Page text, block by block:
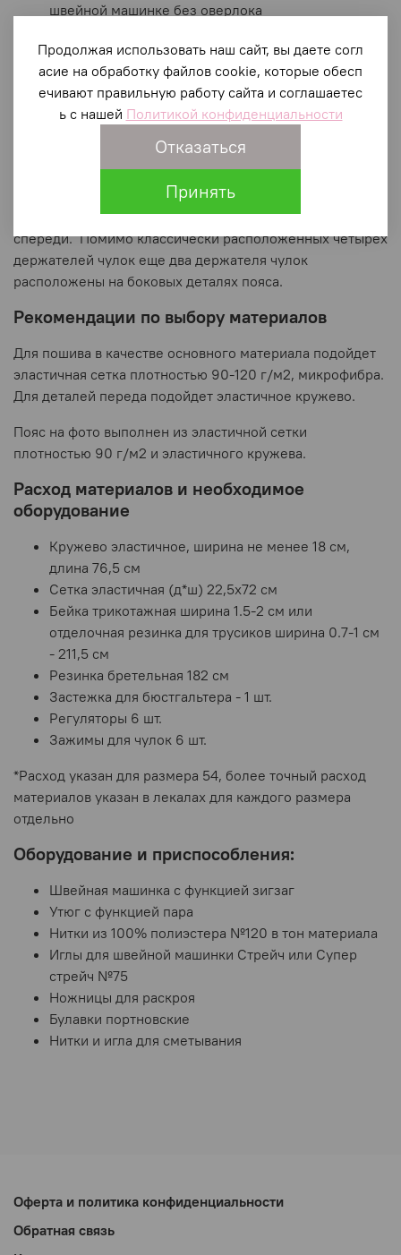
швейной машинке без оверлока
О модели
Пояс для чулок с рельефами и деталями из кружева
спереди. Помимо классически расположенных четырех
держателей чулок еще два держателя чулок
расположены на боковых деталях пояса.
Рекомендации по выбору материалов
Для пошива в качестве основного материала подойдет
эластичная сетка плотностью 90-120 г/м2, микрофибра.
Для деталей переда подойдет эластичное кружево.
Пояс на фото выполнен из эластичной сетки
плотностью 90 г/м2 и эластичного кружева.
Расход материалов и необходимое
оборудование
Кружево эластичное, ширина не менее 18 см,
длина 76,5 см
Сетка эластичная (д*ш) 22,5х72 см
Бейка трикотажная ширина 1.5-2 см или
отделочная резинка для трусиков ширина 0.7-1 см
- 211,5 см
Резинка бретельная 182 см
Застежка для бюстгальтера - 1 шт.
Регуляторы 6 шт.
Зажимы для чулок 6 шт.
*Расход указан для размера 54, более точный расход
материалов указан в лекалах для каждого размера
отдельно
Оборудование и приспособления:
Швейная машинка с функцией зигзаг
Утюг с функцией пара
Нитки из 100% полиэстера №120 в тон материала
Иглы для швейной машинки Стрейч или Супер
стрейч №75
Ножницы для раскроя
Булавки портновские
Нитки и игла для сметывания
Оферта и политика конфиденциальности
Обратная связь
Продолжая использовать наш сайт, вы даете согл
асие на обработку файлов cookie, которые обесп
ечивают правильную работу сайта и соглашаетес
ь с нашей Политикой конфиденциальности
Отказаться
Принять